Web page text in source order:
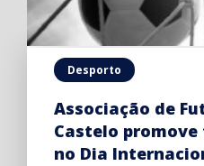
Desporto
Associação de
Castelo
no Dia